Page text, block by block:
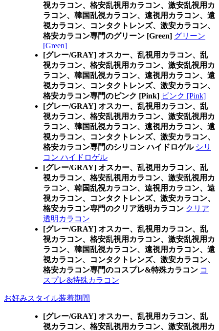
視カラコン、格安乱視用カラコン、激安乱視用カ
ラコン、韓国乱視カラコン、遠視用カラコン、遠
視カラコン、コンタクトレンズ、激安カラコン、
格安カラコン専門のグリーン [Green] グリーン
[Green]
[グレー/GRAY] オスカー、乱視用カラコン、乱
視カラコン、格安乱視用カラコン、激安乱視用カ
ラコン、韓国乱視カラコン、遠視用カラコン、遠
視カラコン、コンタクトレンズ、激安カラコン、
格安カラコン専門のピンク [Pink] ピンク [Pink]
[グレー/GRAY] オスカー、乱視用カラコン、乱
視カラコン、格安乱視用カラコン、激安乱視用カ
ラコン、韓国乱視カラコン、遠視用カラコン、遠
視カラコン、コンタクトレンズ、激安カラコン、
格安カラコン専門のシリコン ハイドロゲル シリ
コン ハイドロゲル
[グレー/GRAY] オスカー、乱視用カラコン、乱
視カラコン、格安乱視用カラコン、激安乱視用カ
ラコン、韓国乱視カラコン、遠視用カラコン、遠
視カラコン、コンタクトレンズ、激安カラコン、
格安カラコン専門のクリア透明カラコン クリア
透明カラコン
[グレー/GRAY] オスカー、乱視用カラコン、乱
視カラコン、格安乱視用カラコン、激安乱視用カ
ラコン、韓国乱視カラコン、遠視用カラコン、遠
視カラコン、コンタクトレンズ、激安カラコン、
格安カラコン専門のコスプレ&特殊カラコン コ
スプレ&特殊カラコン
お好みスタイル装着期間
[グレー/GRAY] オスカー、乱視用カラコン、乱
視カラコン、格安乱視用カラコン、激安乱視用カ